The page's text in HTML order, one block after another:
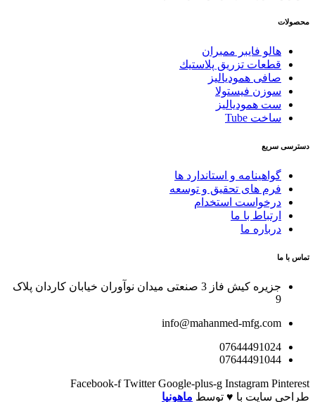
محصولات
هالو فایبر ممبران
قطعات تزريق پلاستيك
صافی همودیالیز
سوزن فیستولا
ست همودیالیز
ساخت Tube
دسترسی سریع
گواهینامه و استاندارد ها
فرم های تحقیق و توسعه
درخواست استخدام
ارتباط با ما
درباره ما
تماس با ما
جزیره کیش فاز 3 صنعتی میدان نوآوران خیابان کاردان پلاک
9
info@mahanmed-mfg.com
07644491024
07644491044
Facebook-f Twitter Google-plus-g Instagram Pinterest
طراحی سایت با ♥️ توسط ماهونیا